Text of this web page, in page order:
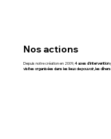
Nos actions
Depuis notre création en 2009, 4 axes d'intervention
visites organisées dans les lieux de pouvoir, les